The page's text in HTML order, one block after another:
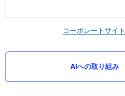
コーポレートサイト
AIへの取り組み